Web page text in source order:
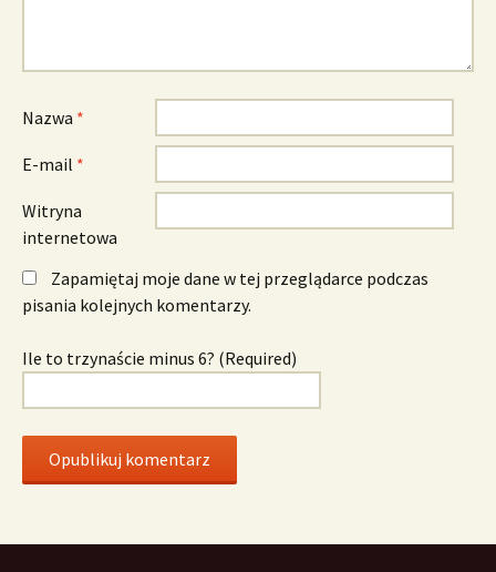
Nazwa *
E-mail *
Witryna
internetowa
Zapamiętaj moje dane w tej przeglądarce podczas
pisania kolejnych komentarzy.
Ile to trzynaście minus 6? (Required)